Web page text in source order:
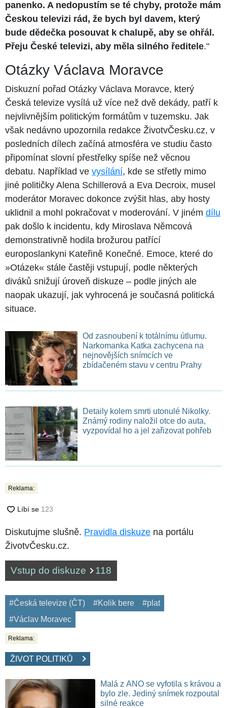
panenko. A nedopustím se té chyby, protože mám
Českou televizi rád, že bych byl davem, který
bude dědečka posouvat k chalupě, aby se ohřál.
Přeju České televizi, aby měla silného ředitele."
Otázky Václava Moravce
Diskuzní pořad Otázky Václava Moravce, který
Česká televize vysílá už více než dvě dekády, patří k
nejvlivnějším politickým formátům v tuzemsku. Jak
však nedávno upozornila redakce ŽivotvČesku.cz, v
posledních dílech začíná atmosféra ve studiu často
připomínat slovní přestřelky spíše než věcnou
debatu. Například ve vysílání, kde se střetly mimo
jiné političky Alena Schillerová a Eva Decroix, musel
moderátor Moravec dokonce zvýšit hlas, aby hosty
uklidnil a mohl pokračovat v moderování. V jiném dílu
pak došlo k incidentu, kdy Miroslava Němcová
demonstrativně hodila brožurou patřící
europoslankyni Kateřině Konečné. Emoce, které do
»Otázek« stále častěji vstupují, podle některých
diváků snižují úroveň diskuze – podle jiných ale
naopak ukazují, jak vyhrocená je současná politická
situace.
Od zasnoubení k totálnímu útlumu.
Narkomanka Katka zachycena na
nejnovějších snímcích ve
zbídačeném stavu v centru Prahy
Detaily kolem smrti utonulé Nikolky.
Známý rodiny naložil otce do auta,
vyzpovídal ho a jel zařizovat pohřeb
Reklama:
Diskutujme slušně. Pravidla diskuze na portálu
ŽivotvČesku.cz.
Vstup do diskuze 118
#Česká televize (ČT) #Kolik bere
#plat
#Václav Moravec
Reklama:
ŽIVOT POLITIKŮ
Malá z ANO se vyfotila s krávou a
bylo zle. Jediný snímek rozpoutal
silné reakce